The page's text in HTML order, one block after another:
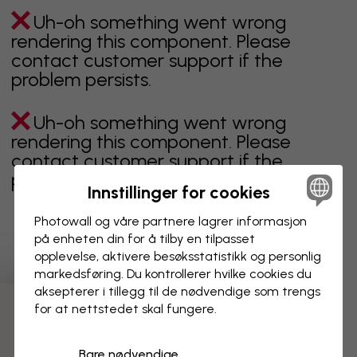
Uh-oh something went wrong
rendering this component. Please
contact customer support if the
problem persists.
Uh-oh something went wrong
rendering this component. Please
contact customer support if the
problem persists.
Viser side 1 av 1 sider
Oppdag fleire kategoriar
Innstillinger for cookies
Photowall og våre partnere lagrer informasjon
på enheten din for å tilby en tilpasset
opplevelse, aktivere besøks­statistikk og personlig
markedsføring. Du kontrollerer hvilke cookies du
aksepterer i tillegg til de nødvendige som trengs
for at nettstedet skal fungere.